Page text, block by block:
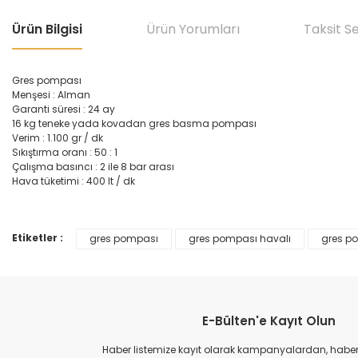
Ürün Bilgisi Ürün Yorumları Taksit
Gres pompası
Menşesi : Alman
Garanti süresi : 24 ay
16 kg teneke yada kovadan gres basma pompası
Verim : 1.100 gr / dk
Sıkıştırma oranı : 50 : 1
Çalışma basıncı : 2 ile 8 bar arası
Hava tüketimi : 400 lt / dk
Bu ürünün fiyat bilgisi, resim, ürün açıklamalarında ve diğer
Ürün açıklamasında eksik bilgiler bulunuyor.
Ürün bilgilerinde hatalar bulunuyor.
Etiketler : gres pompası gres pompası havalı gres
E-Bülten'e Kayıt Olun
Haber listemize kayıt olarak kampanyalardan,